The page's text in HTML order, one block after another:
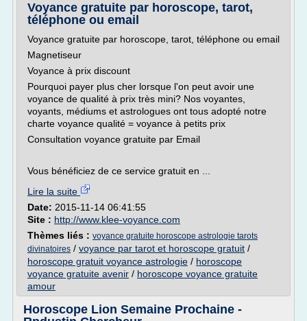
Voyance gratuite par horoscope, tarot,
téléphone ou email
Voyance gratuite par horoscope, tarot, téléphone ou email
Magnetiseur
Voyance à prix discount
Pourquoi payer plus cher lorsque l'on peut avoir une
voyance de qualité à prix très mini? Nos voyantes,
voyants, médiums et astrologues ont tous adopté notre
charte voyance qualité = voyance à petits prix
Consultation voyance gratuite par Email
Vous bénéficiez de ce service gratuit en ...
Lire la suite
Date: 2015-11-14 06:41:55
Site : http://www.klee-voyance.com
Thèmes liés : voyance gratuite horoscope astrologie tarots
divinatoires / voyance par tarot et horoscope gratuit /
horoscope gratuit voyance astrologie / horoscope
voyance gratuite avenir / horoscope voyance gratuite
amour
Horoscope Lion Semaine Prochaine -